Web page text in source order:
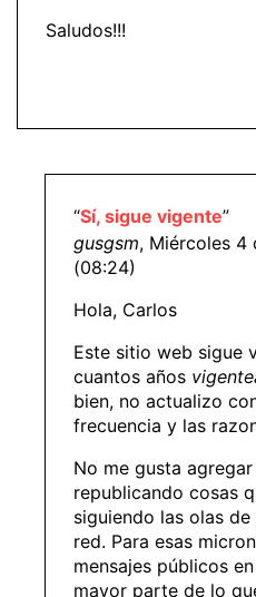
Saludos!!!
“Sí, sigue vigente”
gusgsm, Miércoles 4
(08:24)
Hola, Carlos
Este sitio web sigue
cuantos años
bien, no actualizo
frecuencia y las
No me gusta
republicando cosas
siguiendo las olas
red. Para esas
mensajes públicos
mayor parte de lo